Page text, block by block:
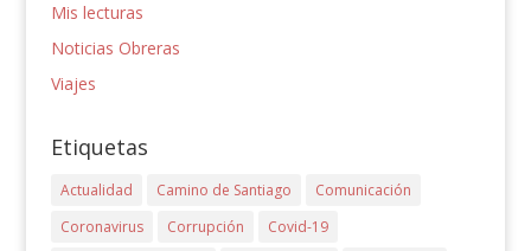
Mis lecturas
Noticias Obreras
Viajes
Etiquetas
Actualidad Camino de Santiago
Comunicación
Coronavirus
Corrupción
Covid-19